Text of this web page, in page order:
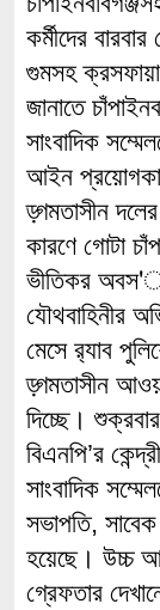
কর্মীদের
গুমসহ
জানাতে
সাংবাদিক
আইন
ড়্গমতাসীন দলের
কারণে গোটা
ভীতিকর
যৌথবাহিনীর
মেসে র‌্যাব
ড়্গমতাসীন
দিচ্ছে।
বিএনপি’র
সাংবাদিক
সভাপতি, সাবেক
হয়েছে। উচ্চ
গ্রেফতার